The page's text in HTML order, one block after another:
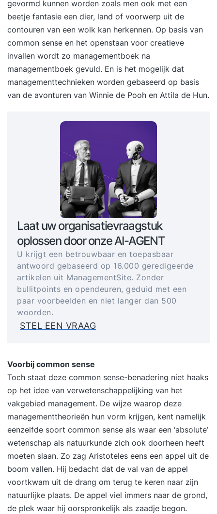
gevormd kunnen worden zoals men ook met een
beetje fantasie een dier, land of voorwerp uit de
contouren van een wolk kan herkennen. Op basis van
common sense en het openstaan voor creatieve
invallen wordt zo managementboek na
managementboek gevuld. En is het mogelijk dat
managementtechnieken worden gebaseerd op basis
van de avonturen van Winnie de Pooh en Attila de Hun.
Laat uw organisatievraagstuk
oplossen door onze AI-AGENT
U krijgt een betrouwbaar en toepasbaar
antwoord gebaseerd op 16.000 geredigeerde
artikelen uit ManagementSite. Zonder
bullitpoints en opendeuren, geduid met een
paar voorbeelden en niet langer dan 500
woorden.
STEL EEN VRAAG
Voorbij common sense
Toch staat deze common sense-benadering niet haaks
op het idee van verwetenschappelijking van het
vakgebied management. De wijze waarop deze
managementtheorieën hun vorm krijgen, kent namelijk
eenzelfde soort common sense als waar een ‘absolute’
wetenschap als natuurkunde zich ook doorheen heeft
moeten slaan. Zo zag Aristoteles eens een appel uit de
boom vallen. Hij bedacht dat de val van de appel
voortkwam uit de drang om terug te keren naar zijn
natuurlijke plaats. De appel viel immers naar de grond,
de plek waar hij oorspronkelijk als zaadje begon.